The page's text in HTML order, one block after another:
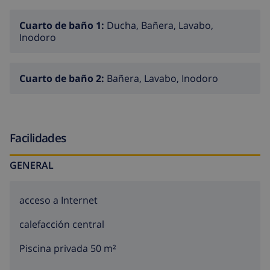
barbacoa
ducha exterior
playa más cercana: MORAIRA (a menos de 5
aeropuerto más cercano: EL ALTET DE ALICANTE (a
no se admiten mascotas
Características y servicios con suplemento de precio
calefacción central (botellas de gas)
Cuarto de baño 1: Ducha, Bañera, Lavabo,
Inodoro
Cuarto de baño 2: Bañera, Lavabo, Inodoro
Facilidades
GENERAL
acceso a Internet
calefacción central
Piscina privada 50 m²